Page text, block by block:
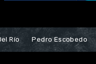
Río Pedro Escobedo